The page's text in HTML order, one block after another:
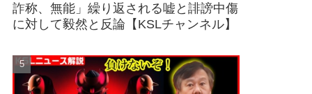
詐称、無能」繰り返される嘘と誹謗中傷
に対して毅然と反論【KSLチャンネル】